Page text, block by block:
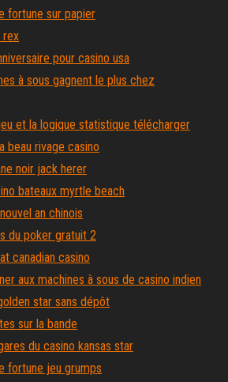
fortune sur papier
rex
pour casino usa
à sous gagnent le plus chez
et la logique statistique télécharger
beau rivage casino
noir jack herer
bateaux myrtle beach
an chinois
du poker gratuit 2
canadian casino
aux machines à sous de casino indien
star sans dépôt
sur la bande
du casino kansas star
fortune jeu grumps